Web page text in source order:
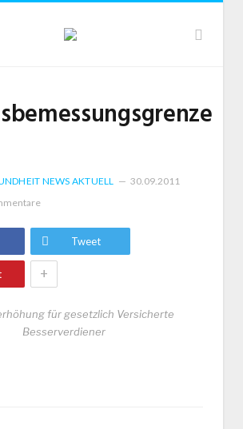
NEWS AKTUELL
30.09.2011
Tweet
+
für gesetzlich Versicherte
Besserverdiener